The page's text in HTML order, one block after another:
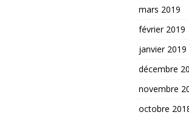
mars 2019
février 2019
janvier 2019
décembre
novembre
octobre